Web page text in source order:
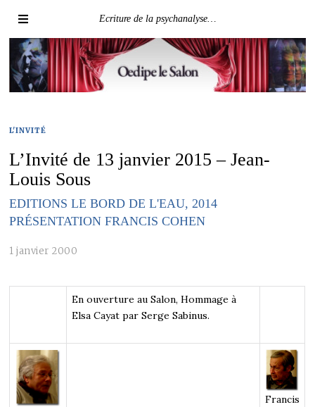
Ecriture de la psychanalyse…
L'INVITÉ
L’Invité de 13 janvier 2015 – Jean-
Louis Sous
EDITIONS LE BORD DE L'EAU, 2014
PRÉSENTATION FRANCIS COHEN
1 janvier 2000
En ouverture au Salon, Hommage à
Elsa Cayat par Serge Sabinus.
Francis